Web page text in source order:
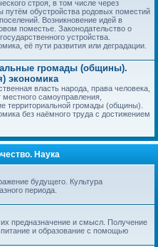
строя, в том числе через
путём обустройства родовых поместий
Возникновение идей в
поместье. Законодательство о
устройства.
её пути развития или деградации.
громады (общины).
экономика
власть народа, права человека,
самоуправления,
территориальной громады (общины).
без наёмного труда с достижением
Наука
будущего. Культура
периода.
предназначение и смысл. Получение
и образование с помощью